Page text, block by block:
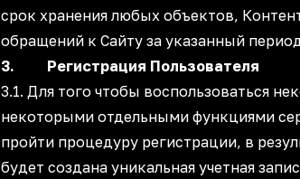
срок хранения любых объектов,
обращений к Сайту за указанный
3. Регистрация Пользователя
3.1. Для того чтобы воспользоваться
некоторыми отдельными функциями
пройти процедуру регистрации, в
будет создана уникальная учетная